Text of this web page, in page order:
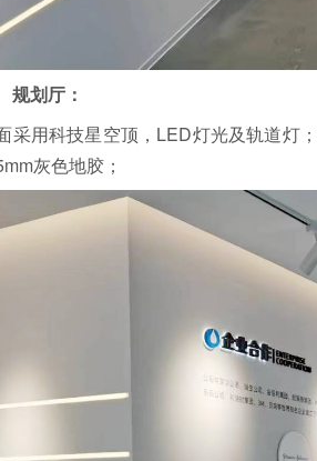
规划厅：
采用科技星空顶，LED灯光及轨道灯；
灰色地胶；